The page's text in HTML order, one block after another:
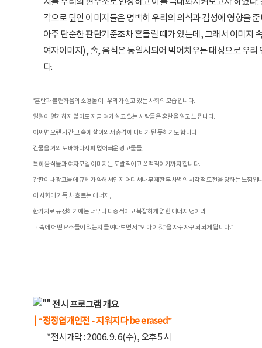
지를 우리의 현주소로 인정하고 이를 극대화시켜보고자 하였다
각으로 덮인 이미지들은 명백히 우리의 의식과 감성에 영향을
아주 단순한 판단기준조차 흔들릴 때가 있는데, 그래서 이미지
여자이미지), 술, 음식은 동일시되어 먹어치우는 대상으로 우리
다.
“혼란과 불협화음의 소용돌이 - 우리가 살고 있는 사회의 모습입니다.
일일이 열거하지 않아도 지금 여기 살고 있는 사람들은 혼란을 알고 느낍니다.
어쩌면 오랜 시간 그 속에 살아와서 충격에 마비가 된 듯하기도 합니다.
건물을 거의 도배하다시피 덮어씌운 광고물들,
특히 음식물과 여자모델 이미지는 도발적이고 폭력적이기까지 합니다.
간판이나 광고물에 규제가 약해서인지 어디서나 무제한 무차별의 시각적 도전을 당하는 느낌입
이 사회에 가득 차 흐르는 에너지,
한가지로 규정하기에는 너무나 다중적이고 복잡하게 얽힌 에너지 덩어리.
그 속에 어떤 요소들이 있는지 들여다보면서 “오 마이 갓”을 자꾸자꾸 되뇌게 됩니다.”
전시 프로그램 개요
| “정정엽개인전 - 지워지다 be erased”
*전시개막 : 2006. 9. 6(수), 오후 5시